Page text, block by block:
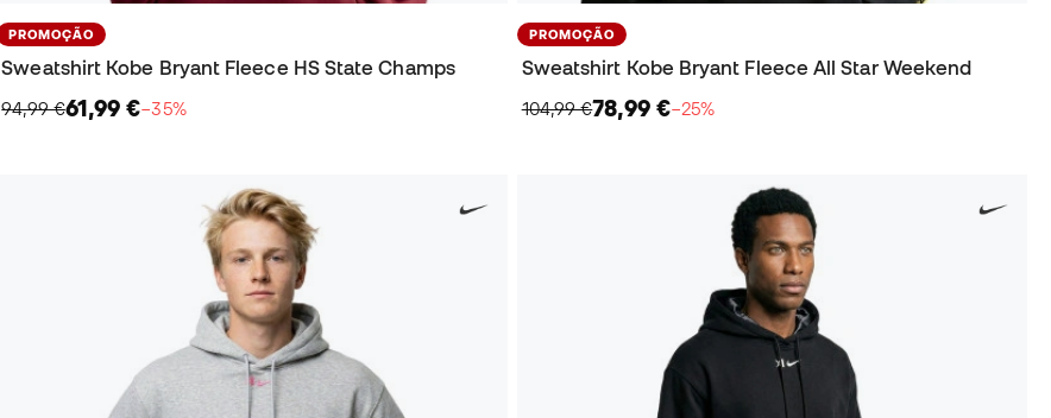
PROMOÇÃO
Sweatshirt Kobe Bryant Fleece HS State Champs
94,99 €61,99 €−35%
PROMOÇÃO
Sweatshirt Kobe Bryant Fleece All Star Weekend
104,99 €78,99 €−25%